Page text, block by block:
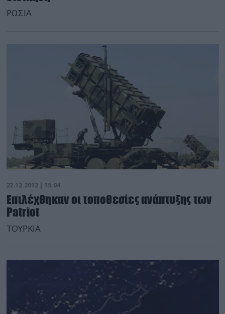
ΡΩΣΙΑ
22.12.2012 | 15:04
Επιλέχθηκαν οι τοποθεσίες ανάπτυξης των
Patriot
ΤΟΥΡΚΙΑ